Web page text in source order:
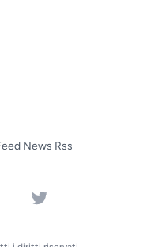
News Rss
Twitter